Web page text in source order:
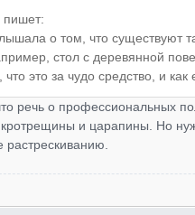
пишет:
о том, что существуют
стол с деревянной
что это за чудо средство, и
речь о профессиональных
и царапины. Но
растрескиванию.